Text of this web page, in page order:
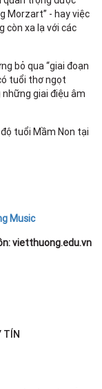
Morzart” - hay việc
còn xa lạ với các
bỏ qua “giai đoạn
tuổi thơ ngọt
giai điệu âm
tuổi Mầm Non tại
Music
vietthuong.edu.vn
TÍN